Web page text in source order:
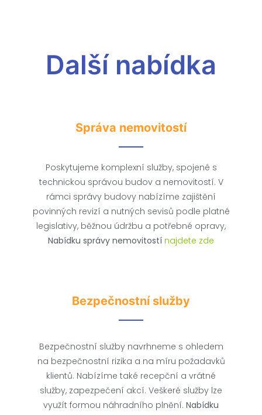
Další nabídka
Správa nemovitostí
Poskytujeme komplexní služby, spojené s
technickou správou budov a nemovitostí. V
rámci správy budovy nabízíme zajištění
povinných revizí a nutných sevisů podle platné
legislativy, běžnou údržbu a potřebné opravy,
Nabídku správy nemovitostí najdete zde
Bezpečnostní služby
Bezpečnostní služby navrhneme s ohledem
na bezpečnostní rizika a na míru požadavků
klientů. Nabízíme také recepční a vrátné
služby, zapezpečení akcí. Veškeré služby lze
využít formou náhradního plnění. Nabídku